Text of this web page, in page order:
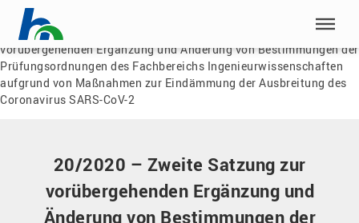
Menü überspringen
Menü überspringen
Home |Dokumente
vorübergehenden Ergänzung und Änderung von Bestimmungen der
Prüfungsordnungen des Fachbereichs Ingenieurwissenschaften
aufgrund von Maßnahmen zur Eindämmung der Ausbreitung des
Coronavirus SARS-CoV-2
20/2020 – Zweite Satzung zur
vorübergehenden Ergänzung und
Änderung von Bestimmungen der